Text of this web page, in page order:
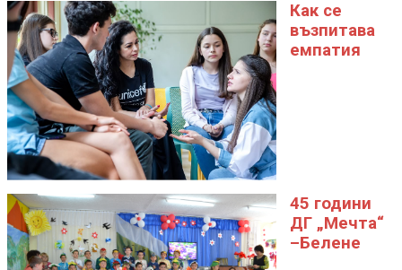
Как се
възпитава
емпатия
45 години
ДГ „Мечта“
–Белене